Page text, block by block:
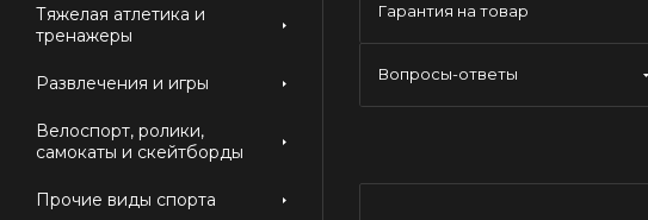
Тяжелая атлетика и
тренажеры
Развлечения и игры
Велоспорт, ролики,
самокаты и скейтборды
Прочие виды спорта
Гарантия на товар
Вопросы-ответы